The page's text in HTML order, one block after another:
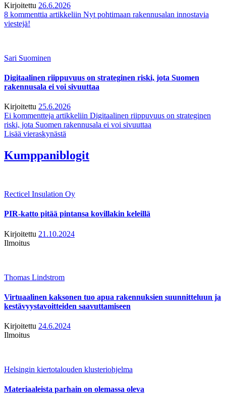
Kirjoitettu 26.6.2026
8 kommenttia artikkeliin Nyt pohtimaan rakennusalan innostavia
viestejä!
Sari Suominen
Digitaalinen riippuvuus on strateginen riski, jota Suomen
rakennusala ei voi sivuuttaa
Kirjoitettu 25.6.2026
Ei kommentteja artikkeliin Digitaalinen riippuvuus on strateginen
riski, jota Suomen rakennusala ei voi sivuuttaa
Lisää vieraskynästä
Kumppaniblogit
Recticel Insulation Oy
PIR-katto pitää pintansa kovillakin keleillä
Kirjoitettu 21.10.2024
Ilmoitus
Thomas Lindstrom
Virtuaalinen kaksonen tuo apua rakennuksien suunnitteluun ja
kestävyystavoitteiden saavuttamiseen
Kirjoitettu 24.6.2024
Ilmoitus
Helsingin kiertotalouden klusteriohjelma
Materiaaleista parhain on olemassa oleva